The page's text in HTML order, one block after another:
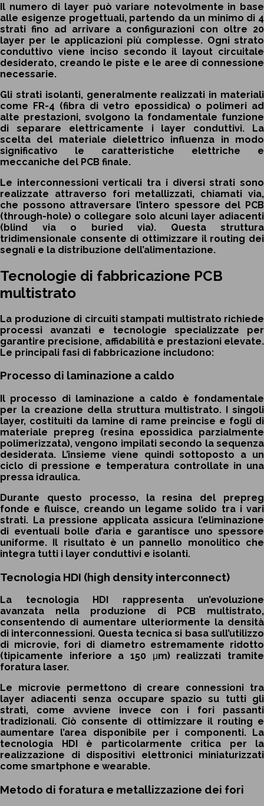
Il numero di layer può variare notevolmente in base
alle esigenze progettuali, partendo da un minimo di 4
strati fino ad arrivare a configurazioni con oltre 20
layer per le applicazioni più complesse. Ogni strato
conduttivo viene inciso secondo il layout circuitale
desiderato, creando le piste e le aree di connessione
necessarie.
Gli strati isolanti, generalmente realizzati in materiali
come FR-4 (fibra di vetro epossidica) o polimeri ad
alte prestazioni, svolgono la fondamentale funzione
di separare elettricamente i layer conduttivi. La
scelta del materiale dielettrico influenza in modo
significativo le caratteristiche elettriche e
meccaniche del PCB finale.
Le interconnessioni verticali tra i diversi strati sono
realizzate attraverso fori metallizzati, chiamati via,
che possono attraversare l’intero spessore del PCB
(through-hole) o collegare solo alcuni layer adiacenti
(blind via o buried via). Questa struttura
tridimensionale consente di ottimizzare il routing dei
segnali e la distribuzione dell’alimentazione.
Tecnologie di fabbricazione PCB
multistrato
La produzione di circuiti stampati multistrato richiede
processi avanzati e tecnologie specializzate per
garantire precisione, affidabilità e prestazioni elevate.
Le principali fasi di fabbricazione includono:
Processo di laminazione a caldo
Il processo di laminazione a caldo è fondamentale
per la creazione della struttura multistrato. I singoli
layer, costituiti da lamine di rame preincise e fogli di
materiale prepreg (resina epossidica parzialmente
polimerizzata), vengono impilati secondo la sequenza
desiderata. L’insieme viene quindi sottoposto a un
ciclo di pressione e temperatura controllate in una
pressa idraulica.
Durante questo processo, la resina del prepreg
fonde e fluisce, creando un legame solido tra i vari
strati. La pressione applicata assicura l’eliminazione
di eventuali bolle d’aria e garantisce uno spessore
uniforme. Il risultato è un pannello monolitico che
integra tutti i layer conduttivi e isolanti.
Tecnologia HDI (high density interconnect)
La tecnologia HDI rappresenta un’evoluzione
avanzata nella produzione di PCB multistrato,
consentendo di aumentare ulteriormente la densità
di interconnessioni. Questa tecnica si basa sull’utilizzo
di microvie, fori di diametro estremamente ridotto
(tipicamente inferiore a 150 μm) realizzati tramite
foratura laser.
Le microvie permettono di creare connessioni tra
layer adiacenti senza occupare spazio su tutti gli
strati, come avviene invece con i fori passanti
tradizionali. Ciò consente di ottimizzare il routing e
aumentare l’area disponibile per i componenti. La
tecnologia HDI è particolarmente critica per la
realizzazione di dispositivi elettronici miniaturizzati
come smartphone e wearable.
Metodo di foratura e metallizzazione dei fori